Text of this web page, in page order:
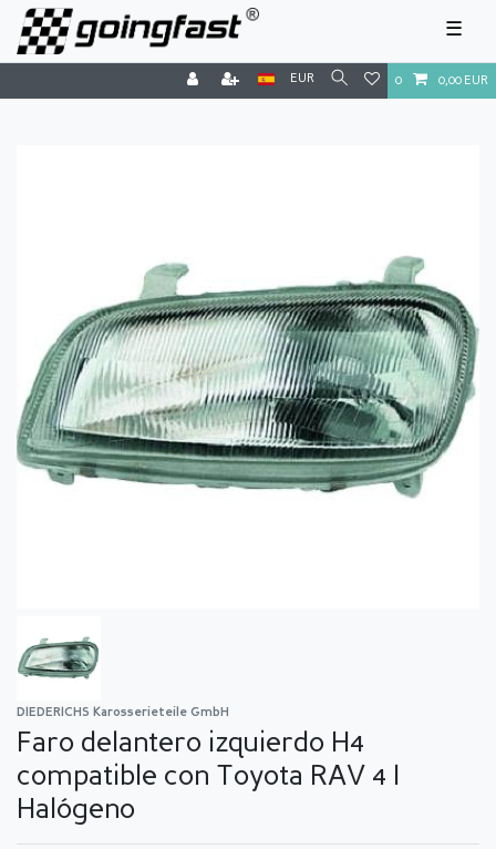
☰
EUR 0 0,00 EUR
DIEDERICHS Karosserieteile GmbH
Faro delantero izquierdo H4
compatible con Toyota RAV 4 I
Halógeno